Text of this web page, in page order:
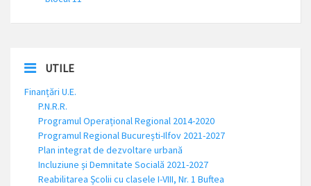
UTILE
Finanțări U.E.
P.N.R.R.
Programul Operațional Regional 2014-2020
Programul Regional București-Ilfov 2021-2027
Plan integrat de dezvoltare urbană
Incluziune și Demnitate Socială 2021-2027
Reabilitarea Școlii cu clasele I-VIII, Nr. 1 Buftea